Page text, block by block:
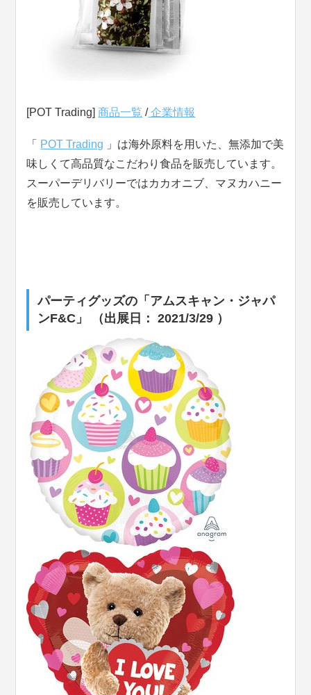
[POT Trading]商品一覧 /企業情報
「 POT Trading 」は海外原料を用いた、無添加で美
味しくて高品質なこだわり食品を販売しています。
スーパーデリバリーではカカオニブ、マヌカハニー
を販売しています。
パーティグッズの「アムスキャン・ジャパ
ンF&C」 （出展日： 2021/3/29 ）